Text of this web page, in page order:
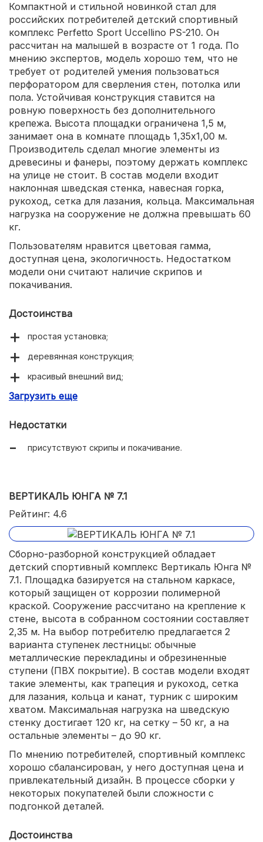
Компактной и стильной новинкой стал для
российских потребителей детский спортивный
комплекс Perfetto Sport Uccellino PS-210. Он
рассчитан на малышей в возрасте от 1 года. По
мнению экспертов, модель хорошо тем, что не
требует от родителей умения пользоваться
перфоратором для сверления стен, потолка или
пола. Устойчивая конструкция ставится на
ровную поверхность без дополнительного
крепежа. Высота площадки ограничена 1,5 м,
занимает она в комнате площадь 1,35х1,00 м.
Производитель сделал многие элементы из
древесины и фанеры, поэтому держать комплекс
на улице не стоит. В состав модели входит
наклонная шведская стенка, навесная горка,
рукоход, сетка для лазания, кольца. Максимальная
нагрузка на сооружение не должна превышать 60
кг.
Пользователям нравится цветовая гамма,
доступная цена, экологичность. Недостатком
модели они считают наличие скрипов и
покачивания.
Достоинства
простая установка;
деревянная конструкция;
красивый внешний вид;
компактные размеры.
Загрузить еще
Недостатки
присутствуют скрипы и покачивание.
ВЕРТИКАЛЬ ЮНГА № 7.1
Рейтинг: 4.6
Сборно-разборной конструкцией обладает
детский спортивный комплекс Вертикаль Юнга №
7.1. Площадка базируется на стальном каркасе,
который защищен от коррозии полимерной
краской. Сооружение рассчитано на крепление к
стене, высота в собранном состоянии составляет
2,35 м. На выбор потребителю предлагается 2
варианта ступенек лестницы: обычные
металлические перекладины и обрезиненные
ступени (ПВХ покрытие). В состав модели входят
такие элементы, как трапеция и рукоход, сетка
для лазания, кольца и канат, турник с широким
хватом. Максимальная нагрузка на шведскую
стенку достигает 120 кг, на сетку – 50 кг, а на
остальные элементы – до 90 кг.
По мнению потребителей, спортивный комплекс
хорошо сбалансирован, у него доступная цена и
привлекательный дизайн. В процессе сборки у
некоторых покупателей были сложности с
подгонкой деталей.
Достоинства